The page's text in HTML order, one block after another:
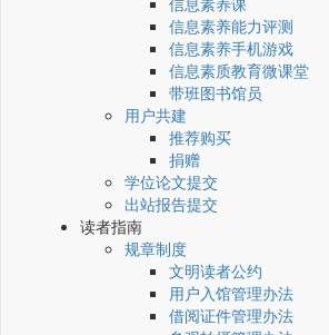
信息素养能力评测
信息素养手机游戏
信息素质教育微课堂
带班图书馆员
用户共建
推荐购买
捐赠
学位论文提交
出站报告提交
读者指南
规章制度
文明读者公约
用户入馆管理办法
借阅证件管理办法